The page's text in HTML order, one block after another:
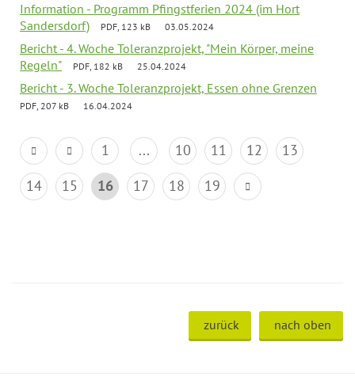
Information - Programm Pfingstferien 2024 (im Hort
Sandersdorf)
PDF, 123 kB 03.05.2024
Bericht - 4. Woche Toleranzprojekt, "Mein Körper, meine
Regeln"
PDF, 182 kB 25.04.2024
Bericht - 3. Woche Toleranzprojekt, Essen ohne Grenzen
PDF, 207 kB 16.04.2024
1 ... 10 11 12
13
14
15 16 17 18 19
zurück nach oben